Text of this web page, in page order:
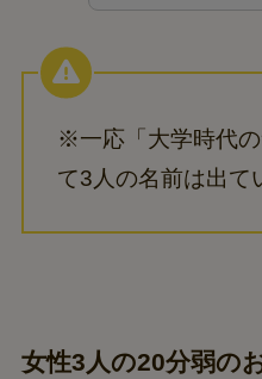
※一応「大学時代
て3人の名前は出て
女性3人の20分弱の